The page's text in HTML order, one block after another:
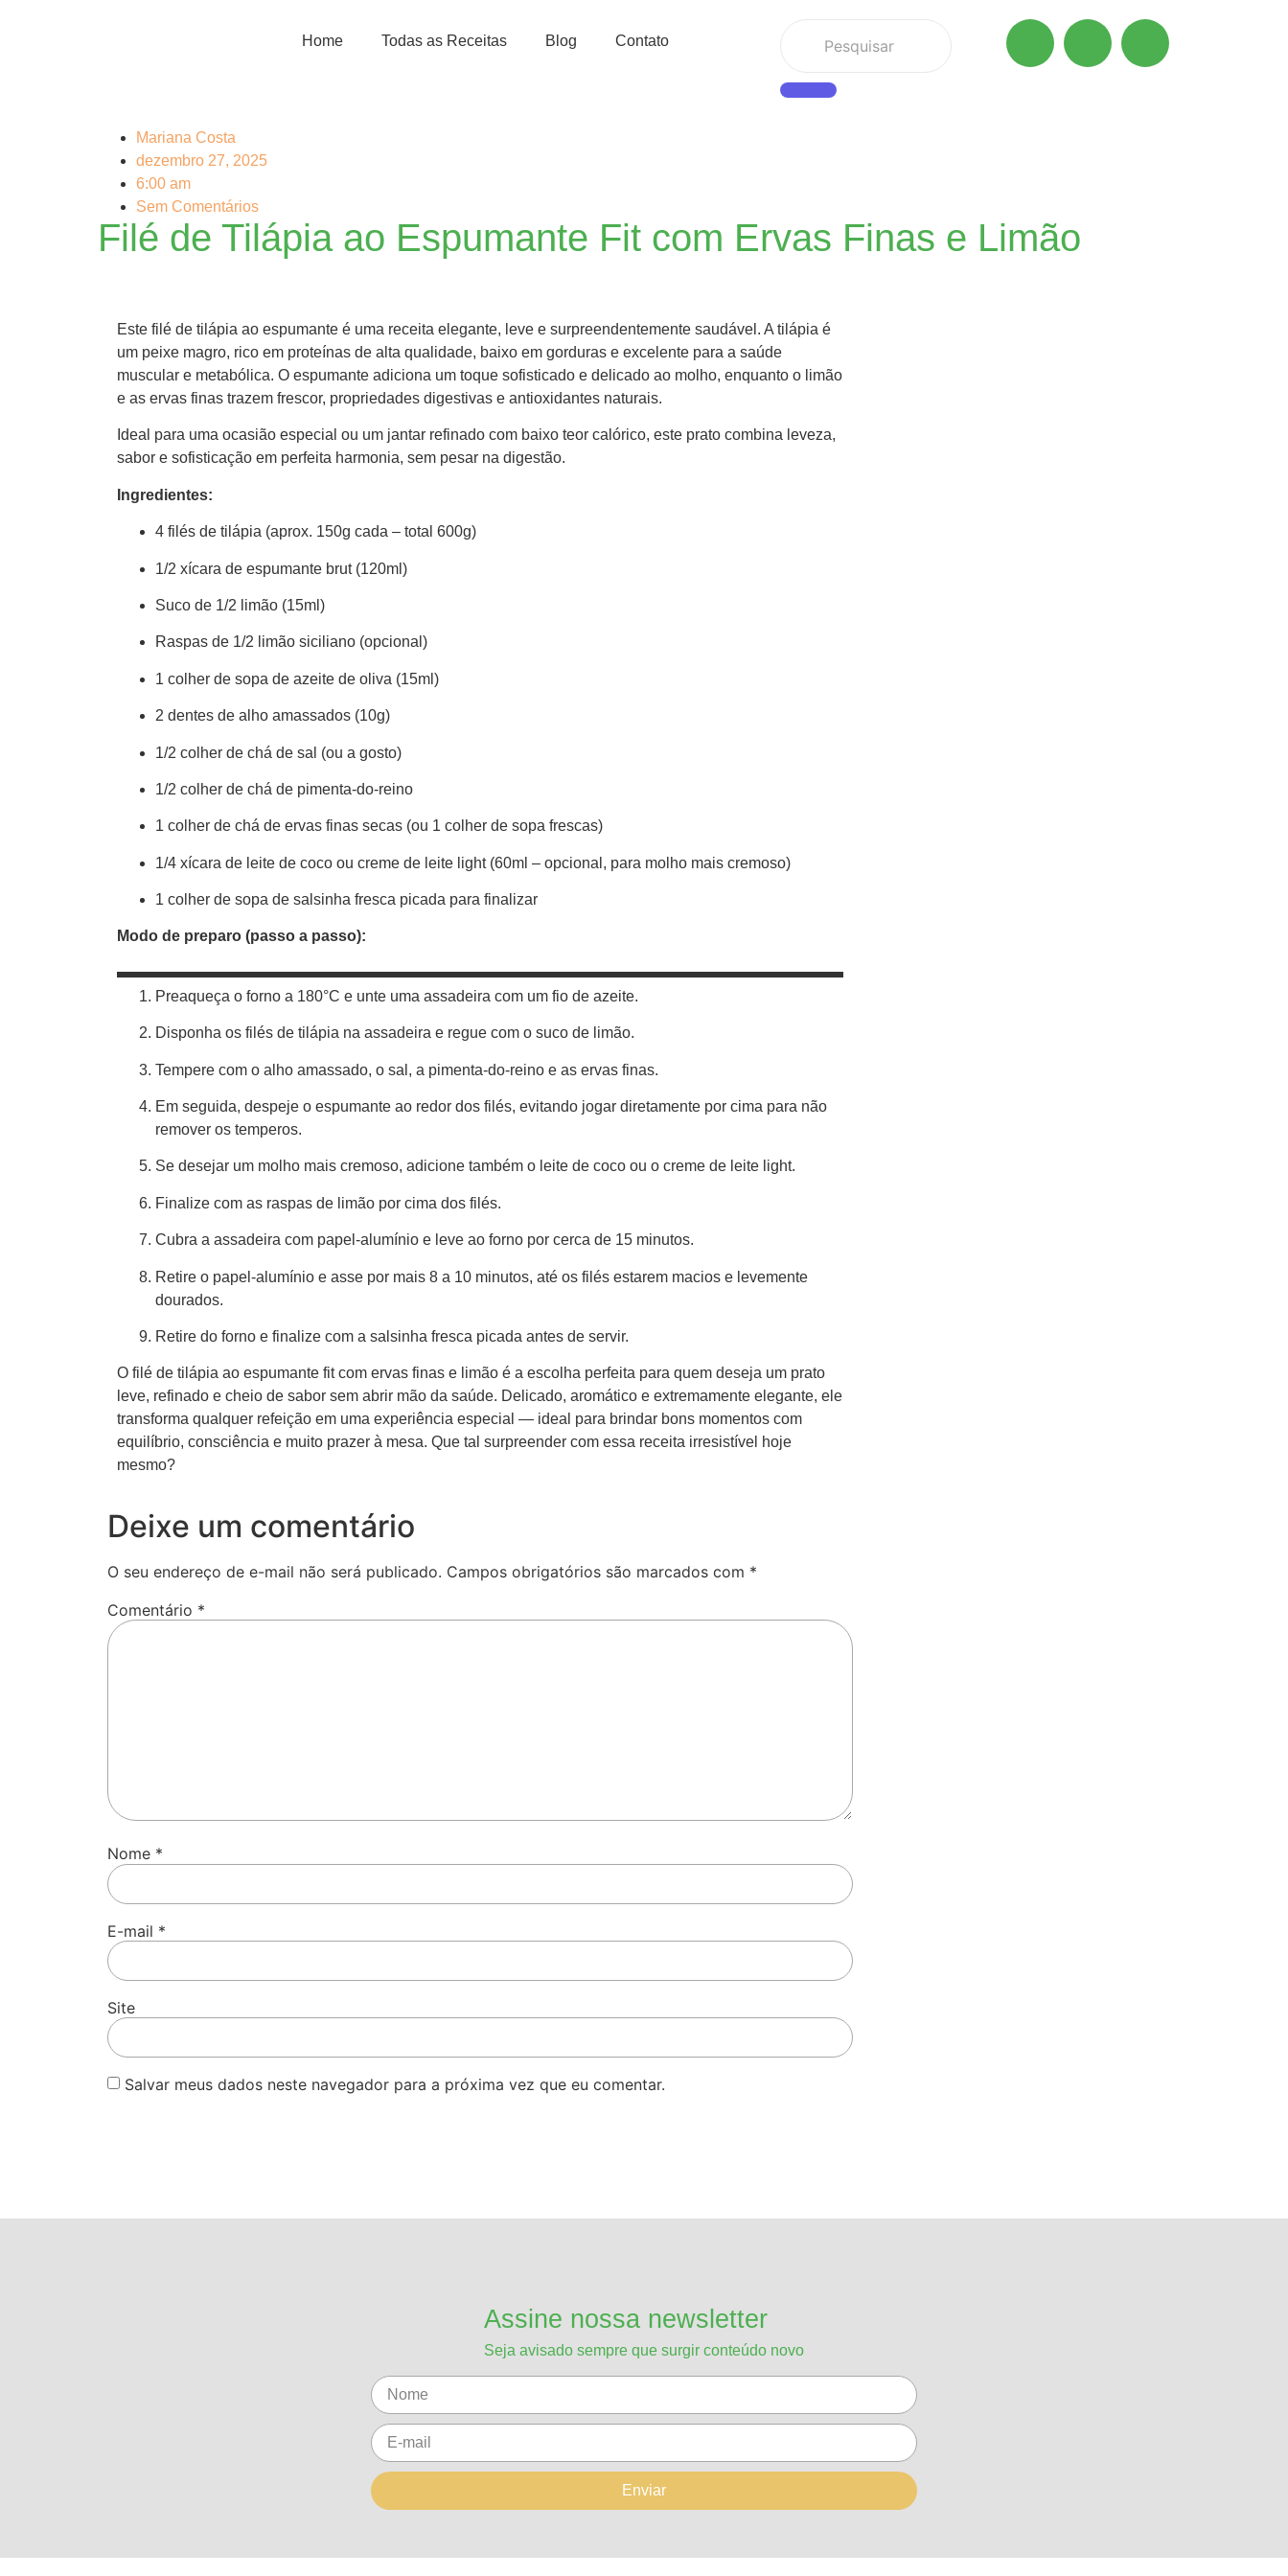
Home Todas as Receitas Blog Contato
Mariana Costa
dezembro 27, 2025
6:00 am
Sem Comentários
Filé de Tilápia ao Espumante Fit com Ervas Finas e Limão
Este filé de tilápia ao espumante é uma receita elegante, leve e surpreendentemente saudável. A tilápia é
um peixe magro, rico em proteínas de alta qualidade, baixo em gorduras e excelente para a saúde
muscular e metabólica. O espumante adiciona um toque sofisticado e delicado ao molho, enquanto o limão
e as ervas finas trazem frescor, propriedades digestivas e antioxidantes naturais.
Ideal para uma ocasião especial ou um jantar refinado com baixo teor calórico, este prato combina leveza,
sabor e sofisticação em perfeita harmonia, sem pesar na digestão.
Ingredientes:
4 filés de tilápia (aprox. 150g cada – total 600g)
1/2 xícara de espumante brut (120ml)
Suco de 1/2 limão (15ml)
Raspas de 1/2 limão siciliano (opcional)
1 colher de sopa de azeite de oliva (15ml)
2 dentes de alho amassados (10g)
1/2 colher de chá de sal (ou a gosto)
1/2 colher de chá de pimenta-do-reino
1 colher de chá de ervas finas secas (ou 1 colher de sopa frescas)
1/4 xícara de leite de coco ou creme de leite light (60ml – opcional, para molho mais cremoso)
1 colher de sopa de salsinha fresca picada para finalizar
Modo de preparo (passo a passo):
Preaqueça o forno a 180°C e unte uma assadeira com um fio de azeite.
Disponha os filés de tilápia na assadeira e regue com o suco de limão.
Tempere com o alho amassado, o sal, a pimenta-do-reino e as ervas finas.
Em seguida, despeje o espumante ao redor dos filés, evitando jogar diretamente por cima para não
remover os temperos.
Se desejar um molho mais cremoso, adicione também o leite de coco ou o creme de leite light.
Finalize com as raspas de limão por cima dos filés.
Cubra a assadeira com papel-alumínio e leve ao forno por cerca de 15 minutos.
Retire o papel-alumínio e asse por mais 8 a 10 minutos, até os filés estarem macios e levemente
dourados.
Retire do forno e finalize com a salsinha fresca picada antes de servir.
O filé de tilápia ao espumante fit com ervas finas e limão é a escolha perfeita para quem deseja um prato
leve, refinado e cheio de sabor sem abrir mão da saúde. Delicado, aromático e extremamente elegante, ele
transforma qualquer refeição em uma experiência especial — ideal para brindar bons momentos com
equilíbrio, consciência e muito prazer à mesa. Que tal surpreender com essa receita irresistível hoje
mesmo?
Deixe um comentário
O seu endereço de e-mail não será publicado. Campos obrigatórios são marcados com *
Comentário *
Nome *
E-mail *
Site
Salvar meus dados neste navegador para a próxima vez que eu comentar.
Assine nossa newsletter
Seja avisado sempre que surgir conteúdo novo
Enviar